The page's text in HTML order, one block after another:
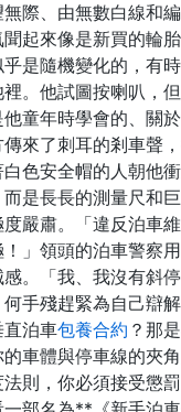
際、由無數白線和
起來像是新買的輪
是隨機變化的，有
。他試圖按喇叭，
童年時學會的、關
來了刺耳的剎車聲
色安全帽的人朝他
是長長的測量尺和
嚴肅。「違反泊車
」領頭的泊車警察
。「我、我沒有斜
手殘趕緊為自己辯
泊車包養合約 ？那
的車體與停車線的夾
則，你必須接受懲